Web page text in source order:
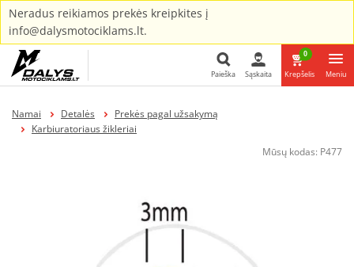
Neradus reikiamos prekės kreipkites į
info@dalysmotociklams.lt.
Paieška Sąskaita
0
Krepšelis Meniu
Namai Detalės
Prekės pagal užsakymą
Karbiuratoriaus žikleriai
Mūsų kodas: P477